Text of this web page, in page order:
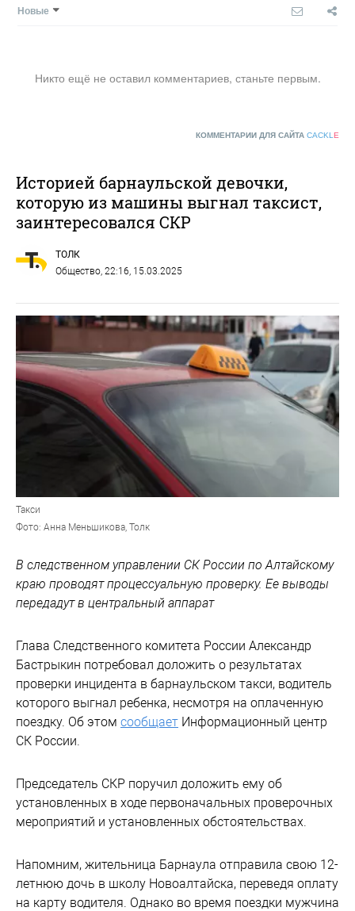
Новые
Никто ещё не оставил комментариев, станьте первым.
КОММЕНТАРИИ ДЛЯ САЙТА CACKL E
Историей барнаульской девочки,
которую из машины выгнал таксист,
заинтересовался СКР
ТОЛК
Общество , 22:16, 15.03.2025
Такси
Фото: Анна Меньшикова, Толк
В следственном управлении СК России по Алтайскому
краю проводят процессуальную проверку. Ее выводы
передадут в центральный аппарат
Глава Следственного комитета России Александр
Бастрыкин потребовал доложить о результатах
проверки инцидента в барнаульском такси, водитель
которого выгнал ребенка, несмотря на оплаченную
поездку. Об этом сообщает Информационный центр
СК России.
Председатель СКР поручил доложить ему об
установленных в ходе первоначальных проверочных
мероприятий и установленных обстоятельствах.
Напомним, жительница Барнаула отправила свою 12-
летнюю дочь в школу Новоалтайска, переведя оплату
на карту водителя. Однако во время поездки мужчина